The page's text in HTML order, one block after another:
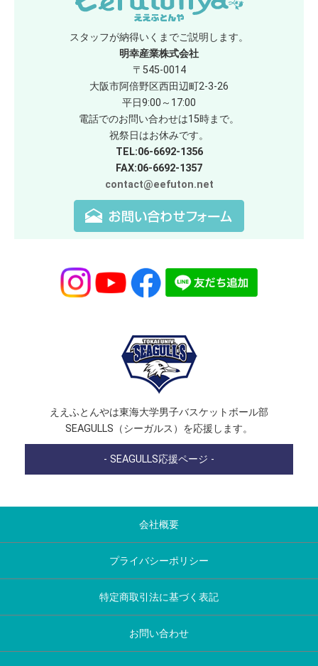
スタッフが納得いくまでご説明します。
明幸産業株式会社
〒545-0014
大阪市阿倍野区西田辺町2-3-26
平日9:00～17:00
電話でのお問い合わせは15時まで。
祝祭日はお休みです。
TEL:06-6692-1356
FAX:06-6692-1357
contact@eefuton.net
ええふとんやは東海大学男子バスケットボール部
SEAGULLS（シーガルス）を応援します。
- SEAGULLS応援ページ -
会社概要
プライバシーポリシー
特定商取引法に基づく表記
お問い合わせ